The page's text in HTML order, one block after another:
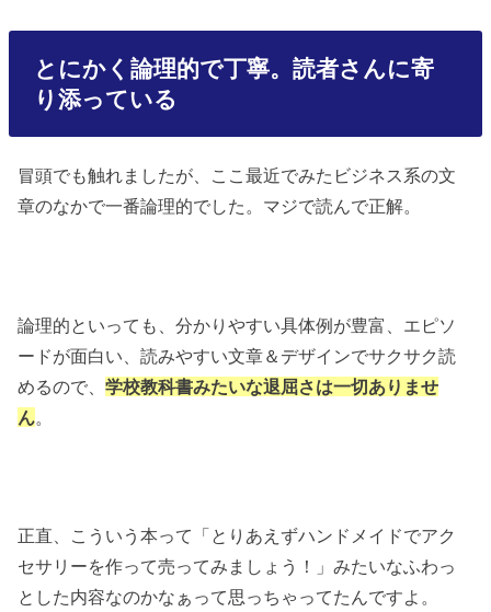
とにかく論理的で丁寧。読者さんに寄
り添っている
冒頭でも触れましたが、ここ最近でみたビジネス系の文
章のなかで一番論理的でした。マジで読んで正解。
論理的といっても、分かりやすい具体例が豊富、エピソ
ードが面白い、読みやすい文章＆デザインでサクサク読
めるので、学校教科書みたいな退屈さは一切ありませ
ん
正直、こういう本って「とりあえずハンドメイドでアク
セサリーを作って売ってみましょう！」みたいなふわっ
とした内容なのかなぁって思っちゃってたんですよ。